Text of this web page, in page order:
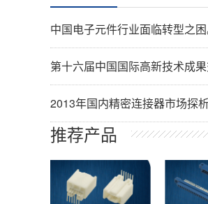
中国电子元件行业面临转型之困
第十六届中国国际高新技术成果交易会
2013年国内精密连接器市场探析
推荐产品